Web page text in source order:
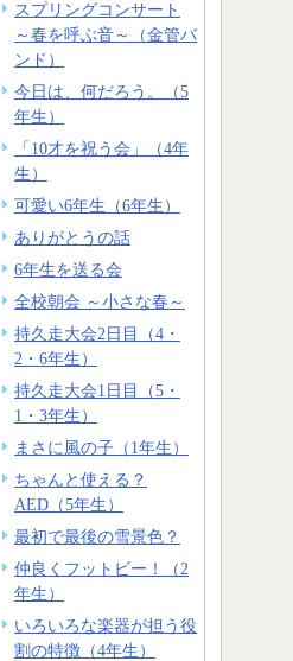
スプリングコンサート
～春を呼ぶ音～（金管バ
ンド）
今日は、何だろう。（5
年生）
「10才を祝う会」（4年
生）
可愛い6年生（6年生）
ありがとうの話
6年生を送る会
全校朝会 ～小さな春～
持久走大会2日目（4・
2・6年生）
持久走大会1日目（5・
1・3年生）
まさに風の子（1年生）
ちゃんと使える？
AED（5年生）
最初で最後の雪景色？
仲良くフットビー！（2
年生）
いろいろな楽器が担う役
割の特徴（4年生）